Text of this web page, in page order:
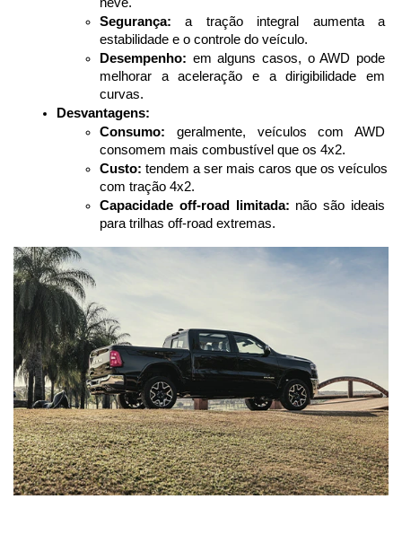
neve.
Segurança: a tração integral aumenta a
estabilidade e o controle do veículo.
Desempenho: em alguns casos, o AWD pode
melhorar a aceleração e a dirigibilidade em
curvas.
Desvantagens:
Consumo: geralmente, veículos com AWD
consomem mais combustível que os 4x2.
Custo: tendem a ser mais caros que os veículos
com tração 4x2.
Capacidade off-road limitada: não são ideais
para trilhas off-road extremas.